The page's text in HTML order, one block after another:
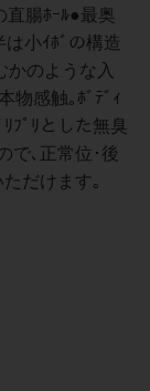
直腸ﾎｰﾙ●最奥
小ｲﾎﾞの構造
かのような入
物感触｡ﾎﾞﾃﾞｨ
ﾌﾟﾘとした無臭
で､正常位･後
だけます｡